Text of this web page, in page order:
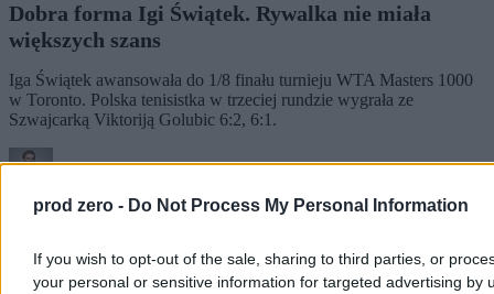
prod zero - Do Not Process My Personal Information
If you wish to opt-out of the sale, sharing to third parties, or
your personal or sensitive information for targeted advertising by
Dobra forma Igi Świątek. Rywalka nie miała
większych szans
Iga Świątek awansowała do 1/8 finału turnieju WTA Masters 1000
w Toronto. Polska tenisistka w trzeciej rundzie wygrała ze
Szwajcarką Viktoriją Golubic 6:2, 6:1.
Paweł Żurek
Świat